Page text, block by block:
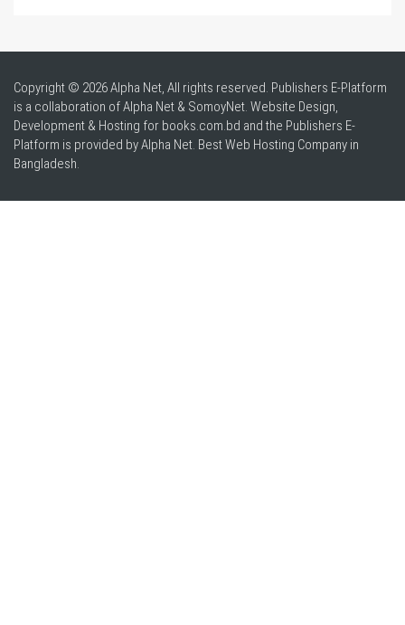
Copyright © 2026 Alpha Net, All rights reserved. Publishers E-Platform
is a collaboration of Alpha Net & SomoyNet. Website Design,
Development & Hosting for books.com.bd and the Publishers E-
Platform is provided by Alpha Net. BestWeb Hosting Company in
Bangladesh.